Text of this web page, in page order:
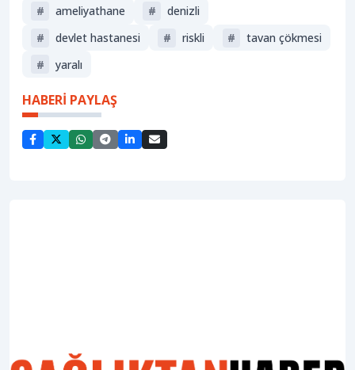
# ameliyathane #
denizli
#
devlet hastanesi # riskli #
tavan çökmesi
#
yaralı
HABERİ PAYLAŞ